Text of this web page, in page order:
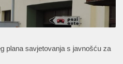
plana savjetovanja s javnošću za